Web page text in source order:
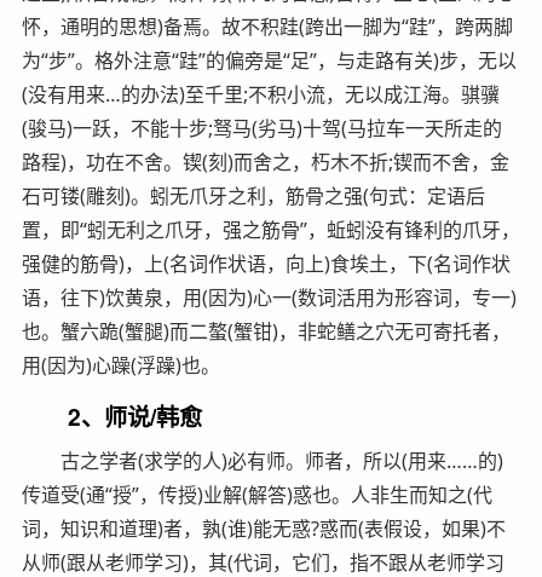
怀，通明的思想)备焉。故不积跬(跨出一脚为“跬”，跨两脚
为“步”。格外注意“跬”的偏旁是“足”，与走路有关)步，无以
(没有用来…的办法)至千里;不积小流，无以成江海。骐骥
(骏马)一跃，不能十步;驽马(劣马)十驾(马拉车一天所走的
路程)，功在不舍。锲(刻)而舍之，朽木不折;锲而不舍，金
石可镂(雕刻)。蚓无爪牙之利，筋骨之强(句式：定语后
置，即“蚓无利之爪牙，强之筋骨”，蚯蚓没有锋利的爪牙，
强健的筋骨)，上(名词作状语，向上)食埃土，下(名词作状
语，往下)饮黄泉，用(因为)心一(数词活用为形容词，专一)
也。蟹六跪(蟹腿)而二螯(蟹钳)，非蛇鳝之穴无可寄托者，
用(因为)心躁(浮躁)也。
2、师说/韩愈
古之学者(求学的人)必有师。师者，所以(用来……的)
传道受(通“授”，传授)业解(解答)惑也。人非生而知之(代
词，知识和道理)者，孰(谁)能无惑?惑而(表假设，如果)不
从师(跟从老师学习)，其(代词，它们，指不跟从老师学习